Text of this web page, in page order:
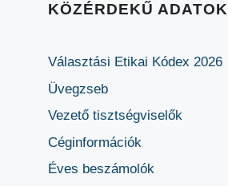
KÖZÉRDEKŰ ADATOK
Választási Etikai Kódex 2026
Üvegzseb
Vezető tisztségviselők
Céginformációk
Éves beszámolók